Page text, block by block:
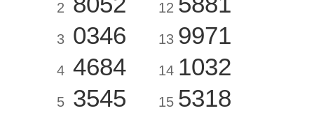
2
3 0346
4 4684
5 3545
12
13 9971
14 1032
15 5318